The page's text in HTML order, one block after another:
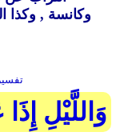
وكانسة , وكذا
وَاللَّيْلِ